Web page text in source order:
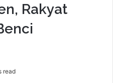
Rakyat
read